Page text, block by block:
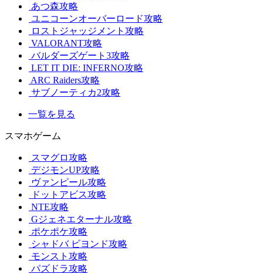
あつ森攻略
ユニコーンオーバーロード攻略
ロストジャッジメント攻略
VALORANT攻略
バルダーズゲート3攻略
LET IT DIE: INFERNO攻略
ARC Raiders攻略
サブノーティカ2攻略
一覧を見る
スマホゲーム
スマグロ攻略
デジモンUP攻略
ヴァンピール攻略
ドットアビス攻略
NTE攻略
Gジェネエターナル攻略
ポケポケ攻略
シャドバ ビヨンド攻略
モンスト攻略
パズドラ攻略